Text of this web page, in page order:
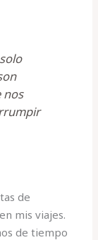
de
mis viajes.
de tiempo